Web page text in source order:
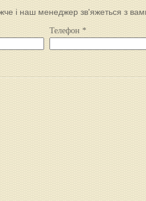
і наш менеджер зв'яжеться з
Телефон *